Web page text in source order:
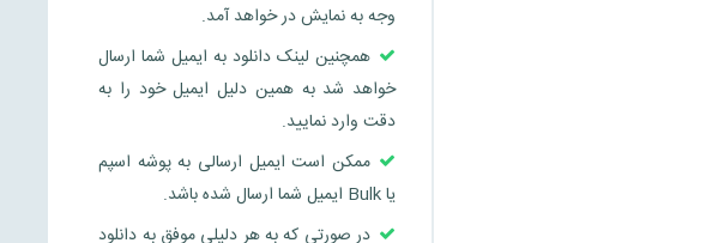
وجه به نمایش در خواهد آمد.
همچنین لینک دانلود به ایمیل شما ارسال
خواهد شد به همین دلیل ایمیل خود را به
دقت وارد نمایید.
ممکن است ایمیل ارسالی به پوشه اسپم
یا Bulk ایمیل شما ارسال شده باشد.
در صورتی که به هر دلیلی موفق به دانلود